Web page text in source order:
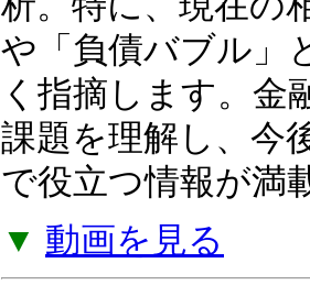
ついて解説する
の金融政策、株式
スクなど、幅広い
析。特に、現在の
や「負債バブル」
く指摘します。金
課題を理解し、今